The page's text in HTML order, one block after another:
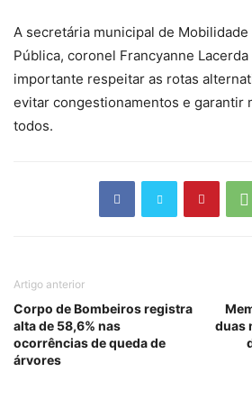
A secretária municipal de
Pública, coronel Francyanne
importante respeitar as rotas
evitar congestionamentos e garantir
todos.
Artigo anterior
Corpo de Bombeiros registra
alta de 58,6% nas
ocorrências de queda de
árvores
duas